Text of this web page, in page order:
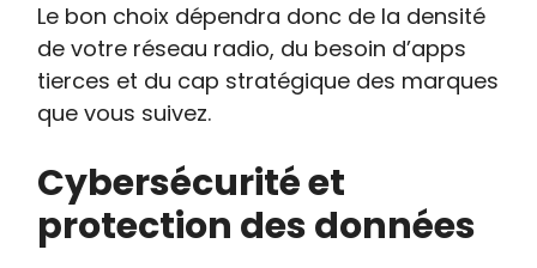
Le bon choix dépendra donc de la densité
de votre réseau radio, du besoin d’apps
tierces et du cap stratégique des marques
que vous suivez.
Cybersécurité et
protection des données